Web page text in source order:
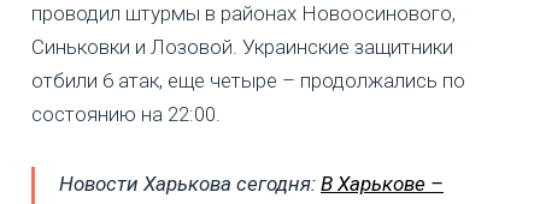
проводил штурмы в районах Новоосинового,
Синьковки и Лозовой. Украинские защитники
отбили 6 атак, еще четыре – продолжались по
состоянию на 22:00.
Новости Харькова сегодня: В Харькове –